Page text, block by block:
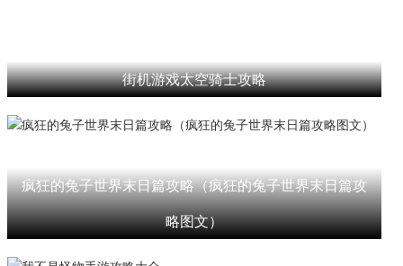
街机游戏太空骑士攻略
疯狂的兔子世界末日篇攻略（疯狂的兔子世界末日篇攻
略图文）